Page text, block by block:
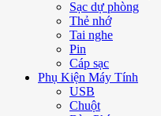
Sạc dự phòng
Thẻ nhớ
Tai nghe
Pin
Cáp sạc
Phụ Kiện Máy Tính
USB
Chuột